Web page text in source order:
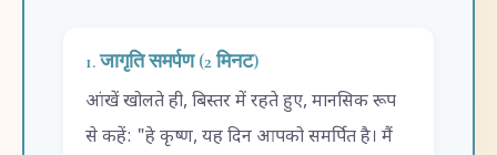
1. जागृति समर्पण (2 मिनट)
आंखें खोलते ही, बिस्तर में रहते हुए, मानसिक रूप
से कहें: "हे कृष्ण, यह दिन आपको समर्पित है। मैं